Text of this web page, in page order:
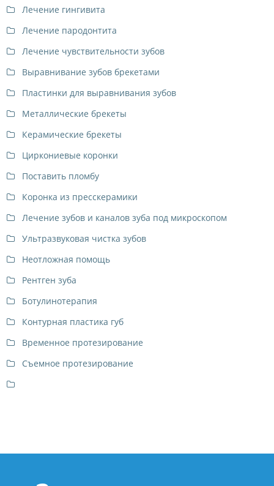
Лечение гингивита
Лечение пародонтита
Лечение чувствительности зубов
Выравнивание зубов брекетами
Пластинки для выравнивания зубов
Металлические брекеты
Керамические брекеты
Циркониевые коронки
Поставить пломбу
Коронка из пресскерамики
Лечение зубов и каналов зуба под микроскопом
Ультразвуковая чистка зубов
Неотложная помощь
Рентген зуба
Ботулинотерапия
Контурная пластика губ
Временное протезирование
Съемное протезирование